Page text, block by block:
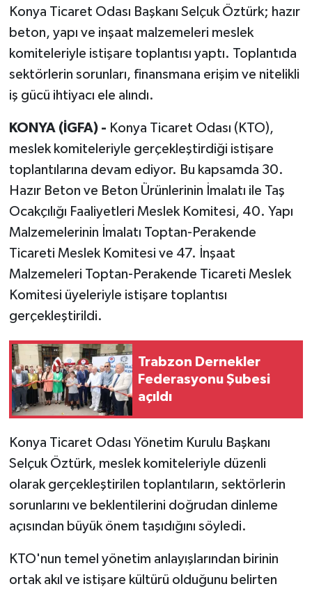
Konya Ticaret Odası Başkanı Selçuk Öztürk; hazır
beton, yapı ve inşaat malzemeleri meslek
komiteleriyle istişare toplantısı yaptı. Toplantıda
sektörlerin sorunları, finansmana erişim ve nitelikli
iş gücü ihtiyacı ele alındı.
KONYA (İGFA) - Konya Ticaret Odası (KTO),
meslek komiteleriyle gerçekleştirdiği istişare
toplantılarına devam ediyor. Bu kapsamda 30.
Hazır Beton ve Beton Ürünlerinin İmalatı ile Taş
Ocakçılığı Faaliyetleri Meslek Komitesi, 40. Yapı
Malzemelerinin İmalatı Toptan-Perakende
Ticareti Meslek Komitesi ve 47. İnşaat
Malzemeleri Toptan-Perakende Ticareti Meslek
Komitesi üyeleriyle istişare toplantısı
gerçekleştirildi.
Trabzon Dernekler
Federasyonu Şubesi
açıldı
Konya Ticaret Odası Yönetim Kurulu Başkanı
Selçuk Öztürk, meslek komiteleriyle düzenli
olarak gerçekleştirilen toplantıların, sektörlerin
sorunlarını ve beklentilerini doğrudan dinleme
açısından büyük önem taşıdığını söyledi.
KTO'nun temel yönetim anlayışlarından birinin
ortak akıl ve istişare kültürü olduğunu belirten